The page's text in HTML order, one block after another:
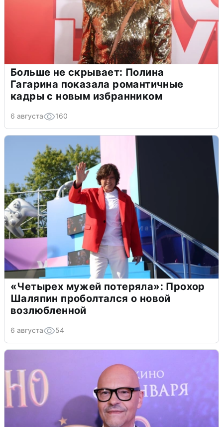
Больше не скрывает: Полина
Гагарина показала романтичные
кадры с новым избранником
6 августа 160
«Четырех мужей потеряла»: Прохор
Шаляпин проболтался о новой
возлюбленной
6 августа 54